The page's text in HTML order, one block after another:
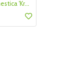
Malus domestica 'Kronprinz Rudolf'